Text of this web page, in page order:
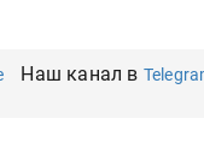
Наш канал в